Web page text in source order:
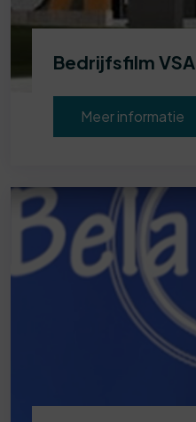
Bedrijfsfilm VSA
Meer informatie